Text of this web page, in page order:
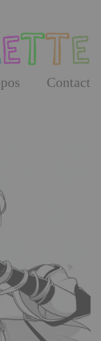
Contact